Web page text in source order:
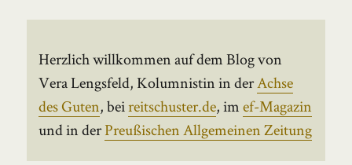
Herzlich willkommen auf dem Blog von
Vera Lengsfeld, Kolumnistin in derAchse
des Guten, beireitschuster.de, imef-Magazin
und in derPreußischen Allgemeinen Zeitung